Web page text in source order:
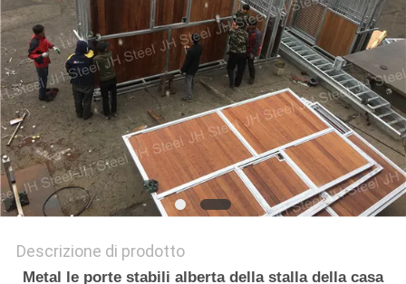
Descrizione di prodotto
Metal le porte stabili alberta della stalla della casa